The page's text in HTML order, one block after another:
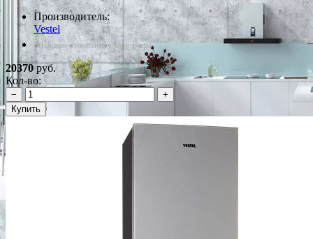
Производитель:
Vestel
*Наличие уточняйте у менеджера
20370 руб.
Кол-во:
−
+
Купить